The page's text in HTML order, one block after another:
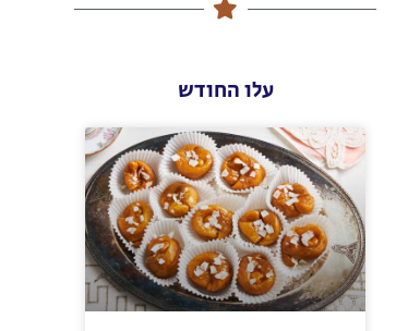
עלו החודש